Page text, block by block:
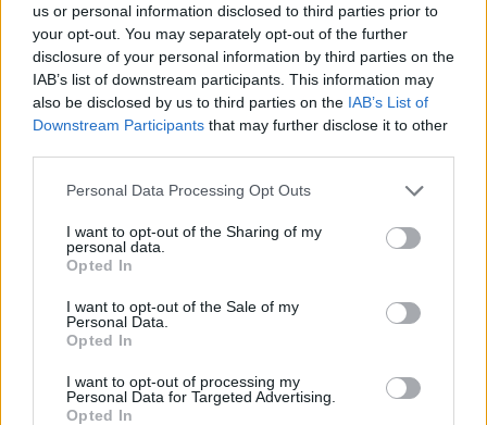
us or personal information disclosed to third parties prior to
your opt-out. You may separately opt-out of the further
disclosure of your personal information by third parties on the
IAB’s list of downstream participants. This information may
also be disclosed by us to third parties on the IAB’s List of
Downstream Participants that may further disclose it to other
Please note that this website/app uses one or more Google
not limited to your visit or usage behaviour. You may click to
grant or deny consent to Google and its third-party tags to
use your data for below specified purposes in below Google
consent section.
Personal Data Processing Opt Outs
I want to opt-out of the Sharing of my
personal data.
Opted In
I want to opt-out of the Sale of my
Personal Data.
Opted In
I want to opt-out of processing my
Personal Data for Targeted Advertising.
Opted In
Staff